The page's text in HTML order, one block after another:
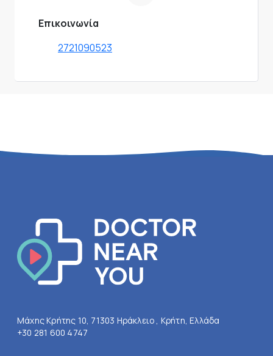
Επικοινωνία
2721090523
Μάχης Κρήτης 10, 71303 Ηράκλειο , Κρήτη, Ελλάδα
+30 281 600 4747